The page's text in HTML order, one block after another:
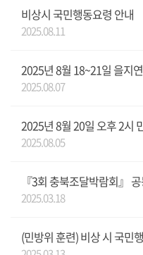
비상시 국민행동요령 안내
2025.08.11
2025년 8월 18~21일 을지
2025.08.07
2025년 8월 20일 오후 2시
2025.08.05
『3회 충북조달박람회』
2025.03.18
(민방위 훈련) 비상 시 국민